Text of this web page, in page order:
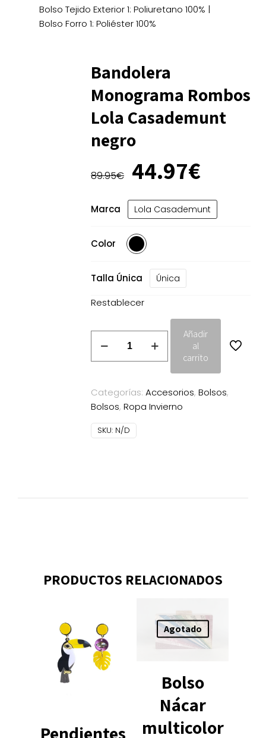
Bolso Tejido Exterior 1: Poliuretano 100% |
Bolso Forro 1: Poliéster 100%
Bandolera
Monograma Rombos
Lola Casademunt
negro
89.95€ El
precio
original
era:
89.95€.
44.97€El
precio
actual
es:
Marca Lola Casademunt
Color
Talla Única Única
Restablecer
Monograma
Rombos
Casademunt
negro
cantidad
Añadir
al
carrito
Categorías: Accesorios, Bolsos,
Bolsos, Ropa Invierno
SKU: N/D
PRODUCTOS RELACIONADOS
Pendientes
Agotado
Bolso
Nácar
multicolor